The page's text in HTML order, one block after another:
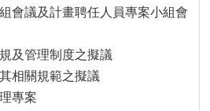
會議及計畫聘任人員專案小組會
及管理制度之擬議
相關規範之擬議
專案